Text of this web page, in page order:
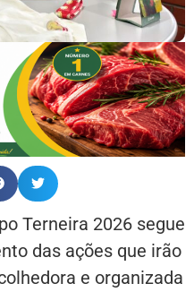
Terneira 2026 segue
das ações que irão
e organizada